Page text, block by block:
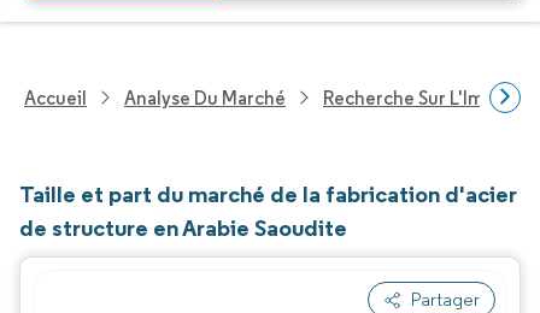
Accueil Analyse Du Marché Recherche Sur
Taille et part du marché de la fabrication d'acier
de structure en Arabie Saoudite
Partager